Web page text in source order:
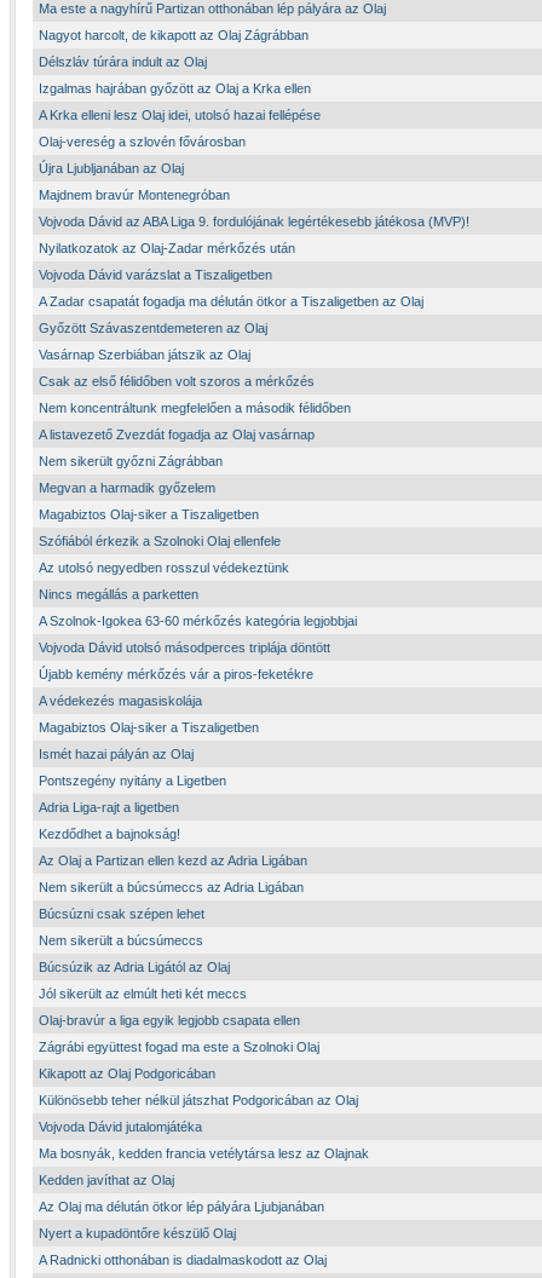
Ma este a nagyhírű Partizan otthonában lép pályára az Olaj
Nagyot harcolt, de kikapott az Olaj Zágrábban
Délszláv túrára indult az Olaj
Izgalmas hajrában győzött az Olaj a Krka ellen
A Krka elleni lesz Olaj idei, utolsó hazai fellépése
Olaj-vereség a szlovén fővárosban
Újra Ljubljanában az Olaj
Majdnem bravúr Montenegróban
Vojvoda Dávid az ABA Liga 9. fordulójának legértékesebb játékosa (MVP)!
Nyilatkozatok az Olaj-Zadar mérkőzés után
Vojvoda Dávid varázslat a Tiszaligetben
A Zadar csapatát fogadja ma délután ötkor a Tiszaligetben az Olaj
Győzött Szávaszentdemeteren az Olaj
Vasárnap Szerbiában játszik az Olaj
Csak az első félidőben volt szoros a mérkőzés
Nem koncentráltunk megfelelően a második félidőben
A listavezető Zvezdát fogadja az Olaj vasárnap
Nem sikerült győzni Zágrábban
Megvan a harmadik győzelem
Magabiztos Olaj-siker a Tiszaligetben
Szófiából érkezik a Szolnoki Olaj ellenfele
Az utolsó negyedben rosszul védekeztünk
Nincs megállás a parketten
A Szolnok-Igokea 63-60 mérkőzés kategória legjobbjai
Vojvoda Dávid utolsó másodperces triplája döntött
Újabb kemény mérkőzés vár a piros-feketékre
A védekezés magasiskolája
Magabiztos Olaj-siker a Tiszaligetben
Ismét hazai pályán az Olaj
Pontszegény nyitány a Ligetben
Adria Liga-rajt a ligetben
Kezdődhet a bajnokság!
Az Olaj a Partizan ellen kezd az Adria Ligában
Nem sikerült a búcsúmeccs az Adria Ligában
Búcsúzni csak szépen lehet
Nem sikerült a búcsúmeccs
Búcsúzik az Adria Ligától az Olaj
Jól sikerült az elmúlt heti két meccs
Olaj-bravúr a liga egyik legjobb csapata ellen
Zágrábi együttest fogad ma este a Szolnoki Olaj
Kikapott az Olaj Podgoricában
Különösebb teher nélkül játszhat Podgoricában az Olaj
Vojvoda Dávid jutalomjátéka
Ma bosnyák, kedden francia vetélytársa lesz az Olajnak
Kedden javíthat az Olaj
Az Olaj ma délután ötkor lép pályára Ljubjanában
Nyert a kupadöntőre készülő Olaj
A Radnicki otthonában is diadalmaskodott az Olaj